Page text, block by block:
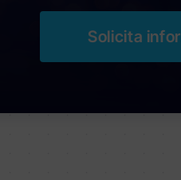
Solicita